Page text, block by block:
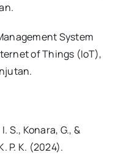
System
of Things (IoT),
.
S., Konara, G., &
P. K. (2024).